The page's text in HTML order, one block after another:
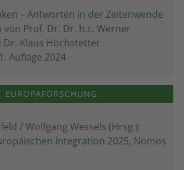
– Antworten in der Zeitenwende
von Prof. Dr. Dr. h.c. Werner
Klaus Höchstetter
Auflage 2024
EUROPAFORSCHUNG
/ Wolfgang Wessels (Hrsg.):
Integration 2025, Nomos